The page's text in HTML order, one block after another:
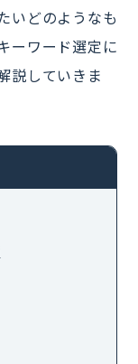
いどのようなも
ーワード選定に
説していきま